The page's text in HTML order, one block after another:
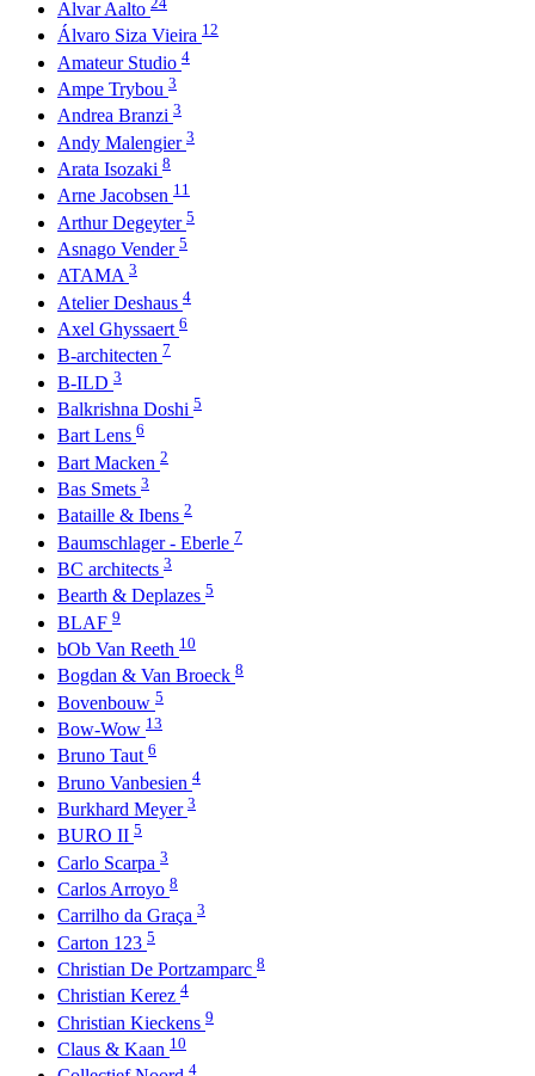
Alvar Aalto
Álvaro Siza Vieira 12
Amateur Studio 4
Ampe Trybou 3
Andrea Branzi 3
Andy Malengier 3
Arata Isozaki 8
Arne Jacobsen 11
Arthur Degeyter 5
Asnago Vender 5
ATAMA 3
Atelier Deshaus 4
Axel Ghyssaert 6
B-architecten 7
B-ILD 3
Balkrishna Doshi 5
Bart Lens 6
Bart Macken 2
Bas Smets 3
Bataille & Ibens 2
Baumschlager - Eberle 7
BC architects 3
Bearth & Deplazes 5
BLAF 9
bOb Van Reeth 10
Bogdan & Van Broeck 8
Bovenbouw 5
Bow-Wow 13
Bruno Taut 6
Bruno Vanbesien 4
Burkhard Meyer 3
BURO II 5
Carlo Scarpa 3
Carlos Arroyo 8
Carrilho da Graça 3
Carton 123 5
Christian De Portzamparc 8
Christian Kerez 4
Christian Kieckens 9
Claus & Kaan 10
4